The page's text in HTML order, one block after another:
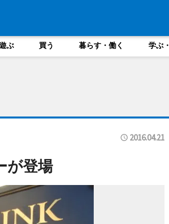
ぶ 買う 暮らす・働く 学ぶ
2016.04.21
が登場